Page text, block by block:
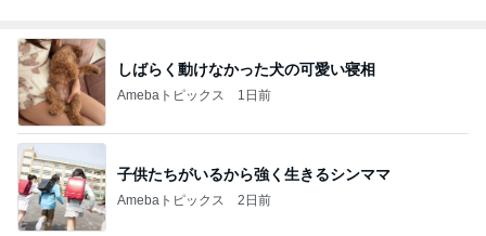
しばらく動けなかった犬の可愛い寝相
Amebaトピックス 1日前
子供たちがいるから強く生きるシンママ
Amebaトピックス 2日前